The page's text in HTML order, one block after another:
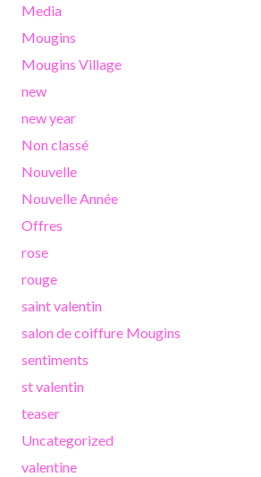
Media
Mougins
Mougins Village
new
new year
Non classé
Nouvelle
Nouvelle Année
Offres
rose
rouge
saint valentin
salon de coiffure Mougins
sentiments
st valentin
teaser
Uncategorized
valentine